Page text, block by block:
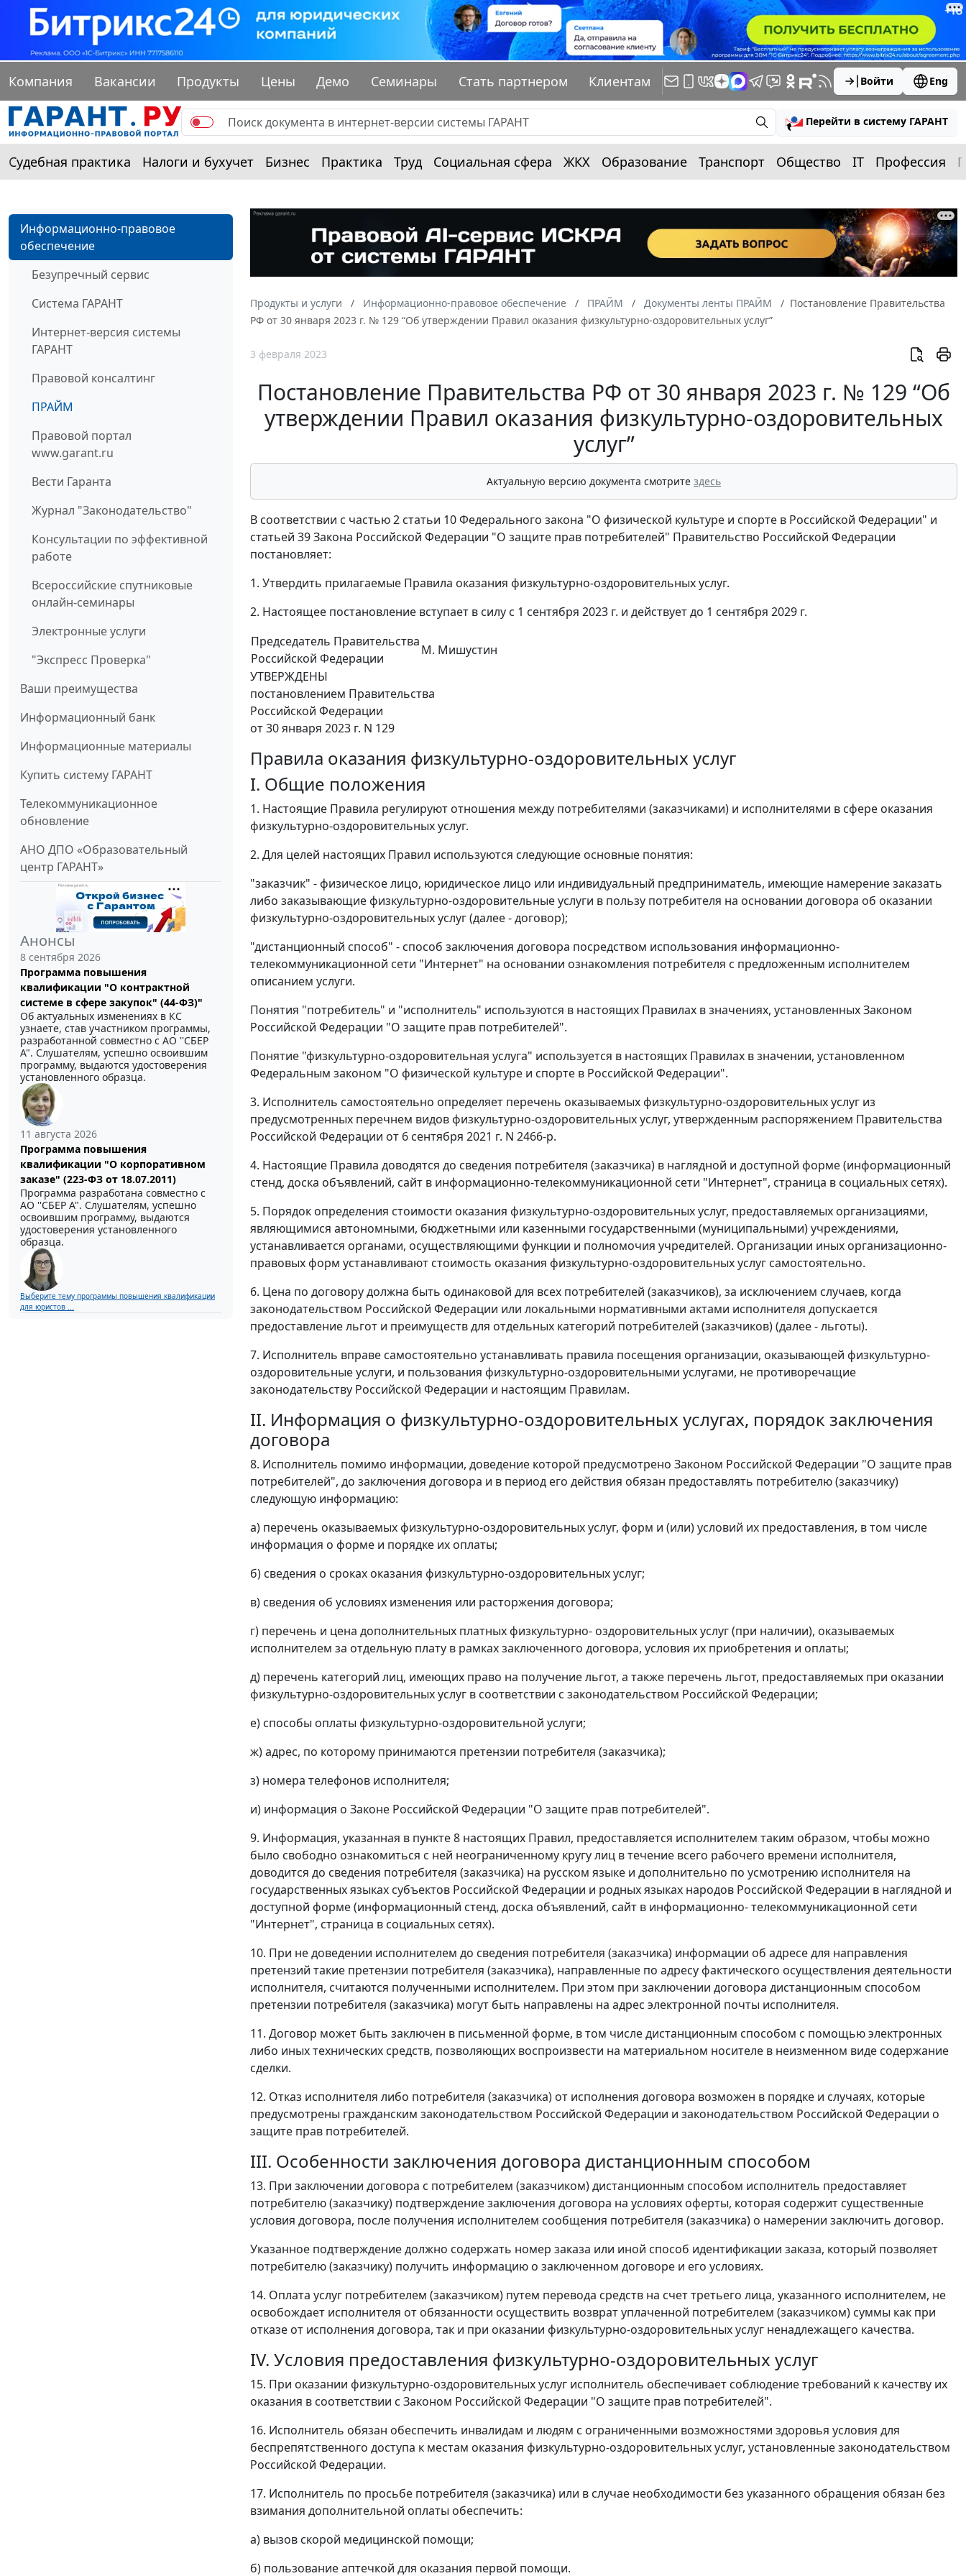
Компания Вакансии Продукты Цены Демо Семинары Стать партнером Клиентам Войти Eng
Перейти в систему ГАРАНТ
Судебная практика Налоги и бухучет Бизнес Практика Труд Социальная сфера ЖКХ Образование Транспорт Общество IT Профессия
Информационно-правовое
обеспечение
Безупречный сервис
Система ГАРАНТ
Интернет-версия системы
ГАРАНТ
Правовой консалтинг
ПРАЙМ
Правовой портал
www.garant.ru
Вести Гаранта
Журнал "Законодательство"
Консультации по эффективной
работе
Всероссийские спутниковые
онлайн-семинары
Электронные услуги
"Экспресс Проверка"
Ваши преимущества
Информационный банк
Информационные материалы
Купить систему ГАРАНТ
Телекоммуникационное
обновление
АНО ДПО «Образовательный
центр ГАРАНТ»
Анонсы
8 сентября 2026
Программа повышения
квалификации "О контрактной
системе в сфере закупок" (44-ФЗ)"
Об актуальных изменениях в КС
узнаете, став участником программы,
разработанной совместно с АО ''СБЕР
А". Слушателям, успешно освоившим
программу, выдаются удостоверения
установленного образца.
11 августа 2026
Программа повышения
квалификации "О корпоративном
заказе" (223-ФЗ от 18.07.2011)
Программа разработана совместно с
АО ''СБЕР А". Слушателям, успешно
освоившим программу, выдаются
удостоверения установленного
образца.
Выберите тему программы повышения квалификации
для юристов ...
Продукты и услуги Информационно-правовое обеспечение ПРАЙМ Документы ленты ПРАЙМ
Постановление Правительства
РФ от 30 января 2023 г. № 129 “Об утверждении Правил оказания физкультурно-оздоровительных услуг”
3 февраля 2023
Постановление Правительства РФ от 30 января 2023 г. № 129 “Об
утверждении Правил оказания физкультурно-оздоровительных
услуг”
Актуальную версию документа смотрите здесь
В соответствии с частью 2 статьи 10 Федерального закона "О физической культуре и спорте в Российской Федерации" и
статьей 39 Закона Российской Федерации "О защите прав потребителей" Правительство Российской Федерации
постановляет:
1. Утвердить прилагаемые Правила оказания физкультурно-оздоровительных услуг.
2. Настоящее постановление вступает в силу с 1 сентября 2023 г. и действует до 1 сентября 2029 г.
Председатель Правительства
Российской Федерации
М. Мишустин
УТВЕРЖДЕНЫ
постановлением Правительства
Российской Федерации
от 30 января 2023 г. N 129
Правила оказания физкультурно-оздоровительных услуг
I. Общие положения
1. Настоящие Правила регулируют отношения между потребителями (заказчиками) и исполнителями в сфере оказания
физкультурно-оздоровительных услуг.
2. Для целей настоящих Правил используются следующие основные понятия:
"заказчик" - физическое лицо, юридическое лицо или индивидуальный предприниматель, имеющие намерение заказать
либо заказывающие физкультурно-оздоровительные услуги в пользу потребителя на основании договора об оказании
физкультурно-оздоровительных услуг (далее - договор);
"дистанционный способ" - способ заключения договора посредством использования информационно-
телекоммуникационной сети "Интернет" на основании ознакомления потребителя с предложенным исполнителем
описанием услуги.
Понятия "потребитель" и "исполнитель" используются в настоящих Правилах в значениях, установленных Законом
Российской Федерации "О защите прав потребителей".
Понятие "физкультурно-оздоровительная услуга" используется в настоящих Правилах в значении, установленном
Федеральным законом "О физической культуре и спорте в Российской Федерации".
3. Исполнитель самостоятельно определяет перечень оказываемых физкультурно-оздоровительных услуг из
предусмотренных перечнем видов физкультурно-оздоровительных услуг, утвержденным распоряжением Правительства
Российской Федерации от 6 сентября 2021 г. N 2466-р.
4. Настоящие Правила доводятся до сведения потребителя (заказчика) в наглядной и доступной форме (информационный
стенд, доска объявлений, сайт в информационно-телекоммуникационной сети "Интернет", страница в социальных сетях).
5. Порядок определения стоимости оказания физкультурно-оздоровительных услуг, предоставляемых организациями,
являющимися автономными, бюджетными или казенными государственными (муниципальными) учреждениями,
устанавливается органами, осуществляющими функции и полномочия учредителей. Организации иных организационно-
правовых форм устанавливают стоимость оказания физкультурно-оздоровительных услуг самостоятельно.
6. Цена по договору должна быть одинаковой для всех потребителей (заказчиков), за исключением случаев, когда
законодательством Российской Федерации или локальными нормативными актами исполнителя допускается
предоставление льгот и преимуществ для отдельных категорий потребителей (заказчиков) (далее - льготы).
7. Исполнитель вправе самостоятельно устанавливать правила посещения организации, оказывающей физкультурно-
оздоровительные услуги, и пользования физкультурно-оздоровительными услугами, не противоречащие
законодательству Российской Федерации и настоящим Правилам.
II. Информация о физкультурно-оздоровительных услугах, порядок заключения
договора
8. Исполнитель помимо информации, доведение которой предусмотрено Законом Российской Федерации "О защите прав
потребителей", до заключения договора и в период его действия обязан предоставлять потребителю (заказчику)
следующую информацию:
а) перечень оказываемых физкультурно-оздоровительных услуг, форм и (или) условий их предоставления, в том числе
информация о форме и порядке их оплаты;
б) сведения о сроках оказания физкультурно-оздоровительных услуг;
в) сведения об условиях изменения или расторжения договора;
г) перечень и цена дополнительных платных физкультурно- оздоровительных услуг (при наличии), оказываемых
исполнителем за отдельную плату в рамках заключенного договора, условия их приобретения и оплаты;
д) перечень категорий лиц, имеющих право на получение льгот, а также перечень льгот, предоставляемых при оказании
физкультурно-оздоровительных услуг в соответствии с законодательством Российской Федерации;
е) способы оплаты физкультурно-оздоровительной услуги;
ж) адрес, по которому принимаются претензии потребителя (заказчика);
з) номера телефонов исполнителя;
и) информация о Законе Российской Федерации "О защите прав потребителей".
9. Информация, указанная в пункте 8 настоящих Правил, предоставляется исполнителем таким образом, чтобы можно
было свободно ознакомиться с ней неограниченному кругу лиц в течение всего рабочего времени исполнителя,
доводится до сведения потребителя (заказчика) на русском языке и дополнительно по усмотрению исполнителя на
государственных языках субъектов Российской Федерации и родных языках народов Российской Федерации в наглядной и
доступной форме (информационный стенд, доска объявлений, сайт в информационно- телекоммуникационной сети
"Интернет", страница в социальных сетях).
10. При не доведении исполнителем до сведения потребителя (заказчика) информации об адресе для направления
претензий такие претензии потребителя (заказчика), направленные по адресу фактического осуществления деятельности
исполнителя, считаются полученными исполнителем. При этом при заключении договора дистанционным способом
претензии потребителя (заказчика) могут быть направлены на адрес электронной почты исполнителя.
11. Договор может быть заключен в письменной форме, в том числе дистанционным способом с помощью электронных
либо иных технических средств, позволяющих воспроизвести на материальном носителе в неизменном виде содержание
сделки.
12. Отказ исполнителя либо потребителя (заказчика) от исполнения договора возможен в порядке и случаях, которые
предусмотрены гражданским законодательством Российской Федерации и законодательством Российской Федерации о
защите прав потребителей.
III. Особенности заключения договора дистанционным способом
13. При заключении договора с потребителем (заказчиком) дистанционным способом исполнитель предоставляет
потребителю (заказчику) подтверждение заключения договора на условиях оферты, которая содержит существенные
условия договора, после получения исполнителем сообщения потребителя (заказчика) о намерении заключить договор.
Указанное подтверждение должно содержать номер заказа или иной способ идентификации заказа, который позволяет
потребителю (заказчику) получить информацию о заключенном договоре и его условиях.
14. Оплата услуг потребителем (заказчиком) путем перевода средств на счет третьего лица, указанного исполнителем, не
освобождает исполнителя от обязанности осуществить возврат уплаченной потребителем (заказчиком) суммы как при
отказе от исполнения договора, так и при оказании физкультурно-оздоровительных услуг ненадлежащего качества.
IV. Условия предоставления физкультурно-оздоровительных услуг
15. При оказании физкультурно-оздоровительных услуг исполнитель обеспечивает соблюдение требований к качеству их
оказания в соответствии с Законом Российской Федерации "О защите прав потребителей".
16. Исполнитель обязан обеспечить инвалидам и людям с ограниченными возможностями здоровья условия для
беспрепятственного доступа к местам оказания физкультурно-оздоровительных услуг, установленные законодательством
Российской Федерации.
17. Исполнитель по просьбе потребителя (заказчика) или в случае необходимости без указанного обращения обязан без
взимания дополнительной оплаты обеспечить:
а) вызов скорой медицинской помощи;
б) пользование аптечкой для оказания первой помощи.